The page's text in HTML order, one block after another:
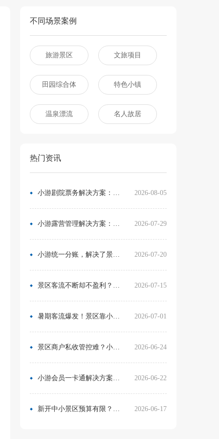
不同场景案例
旅游景区 文旅项目
田园综合体 特色小镇
温泉漂流 名人故居
热门资讯
小游剧院票务解决方案：让观众像买电影票一样选座 2026-08-05
小游露营管理解决方案：无需再用Excel管营位 2026-07-29
小游统一分账，解决了景区在多渠道合作中的资金管理难题 2026-07-20
景区客流不断却不盈利？靠一卡通盘活二消，真实案例营收翻倍 2026-07-15
暑期客流爆发！景区靠小游票务系统，轻松拿捏旺季流量与口碑 2026-07-01
景区商户私收管控难？小游票务系统统一收银方案，从根源杜绝私自收款 2026-06-24
小游会员一卡通解决方案：消费游玩更省心！ 2026-06-22
新开中小景区预算有限？分 3 阶段搭建售检票系统，小游票务轻量化方案直接落地 2026-06-17